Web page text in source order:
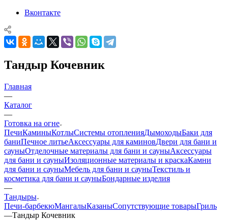
Вконтакте
Тандыр Кочевник
Главная
—
Каталог
—
Готовка на огне
ПечиКаминыКотлыСистемы отопленияДымоходыБаки для
баниПечное литьеАксессуары для каминовДвери для бани и
сауныОтделочные материалы для бани и сауныАксессуары
для бани и сауныИзоляционные материалы и краскаКамни
для бани и сауныМебель для бани и сауныТекстиль и
косметика для бани и сауныБондарные изделия
—
Тандыры
Печи-барбекюМангалыКазаныСопутствующие товарыГриль
—Тандыр Кочевник